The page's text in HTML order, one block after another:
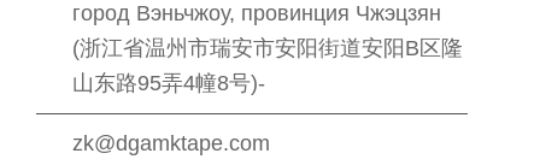
город Вэньчжоу, провинция Чжэцзян
(浙江省温州市瑞安市安阳街道安阳B区隆
山东路95弄4幢8号)-
zk@dgamktape.com